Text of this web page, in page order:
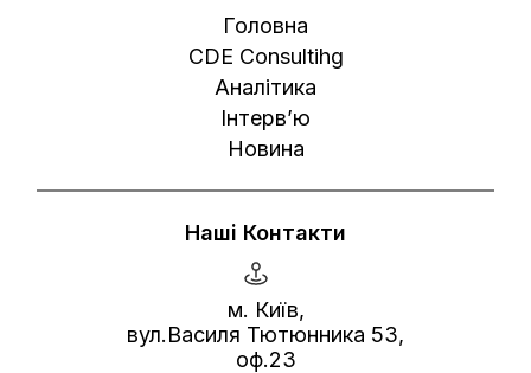
Головна
CDE Consultihg
Аналітика
Інтерв’ю
Новина
Наші Контакти
м. Київ,
вул.Василя Тютюнника 53,
оф.23